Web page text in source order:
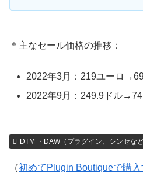
＊主なセール価格の推移：
2022年3月：219ユーロ
2022年9月：249.9ドル
DTM ・DAW（プラグイン、シンセな
（初めてPlugin Boutiqueで購入